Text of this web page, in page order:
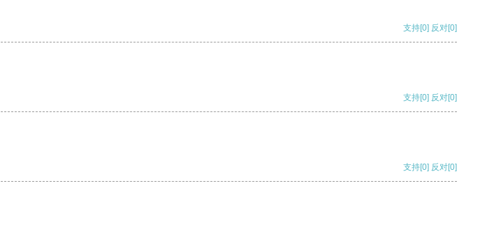
支持[0] 反对[0]
支持[0] 反对[0]
支持[0] 反对[0]